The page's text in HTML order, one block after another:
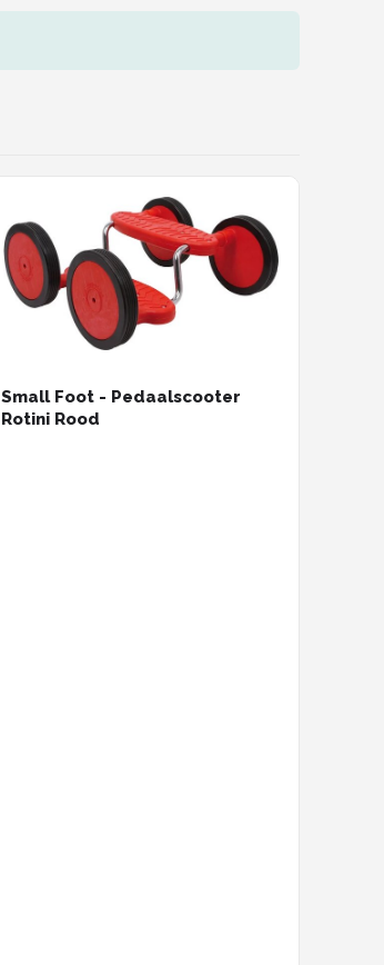
Small Foot - Pedaalscooter
Rotini Rood